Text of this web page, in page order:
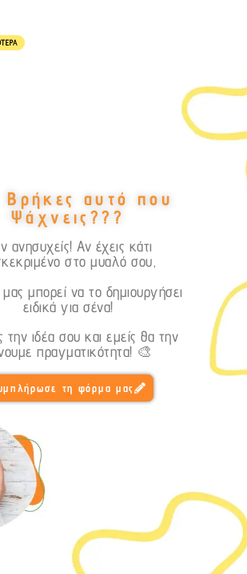
αυτό που
Ψάχνεις???
ανησυχείς! Αν έχεις κάτι
στο μυαλό σου,
μπορεί να το δημιουργήσει
ειδικά για σένα!
την ιδέα σου και εμείς θα την
πραγματικότητα! 🎨
τη φόρμα μας